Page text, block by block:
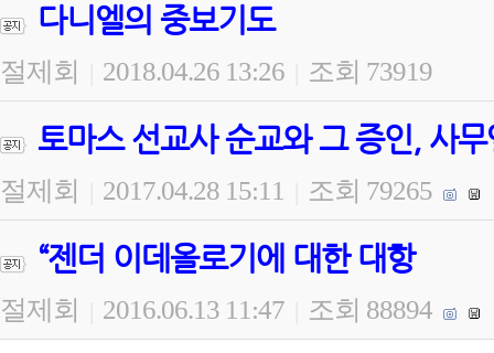
다니엘의 중보기도
절제회 2018.04.26 13:26 조회 73919
토마스 선교사 순교와 그 증인, 사
절제회 2017.04.28 15:11 조회 79265
“젠더 이데올로기에 대한 대항
절제회 2016.06.13 11:47 조회 88894